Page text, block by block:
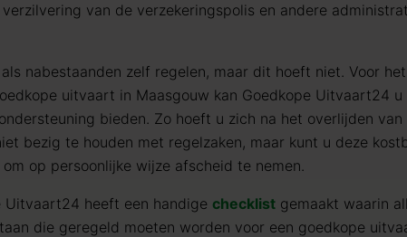
van de verzekeringspolis en andere
nabestaanden zelf regelen, maar dit hoeft niet. Voor
uitvaart in Maasgouw kan Goedkope Uitvaart24 u
bieden. Zo hoeft u zich na het overlijden van
bezig te houden met regelzaken, maar kunt u deze
op persoonlijke wijze afscheid te nemen.
Uitvaart24 heeft een handige checklist gemaakt waarin
die geregeld moeten worden voor een goedkope